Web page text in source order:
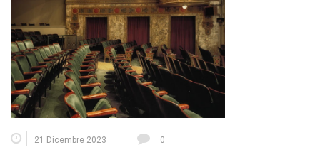
21 Dicembre 2023 0